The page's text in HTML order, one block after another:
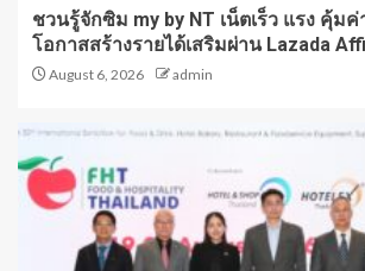
ชวนรู้จักซิม my by NT เน็ตเร็ว แรง คุ้ม
โอกาสสร้างรายได้เสริมผ่าน Lazada
August 6, 2026 admin